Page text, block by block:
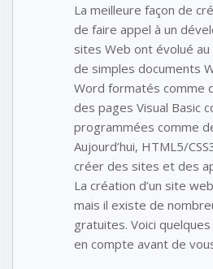
La meilleure façon de
de faire appel à un
sites Web ont évolué
de simples documents
Word formatés comme
des pages Visual Basic
programmées comme
Aujourd’hui, HTML5/
créer des sites et des
La création d’un site
mais il existe de
gratuites. Voici
en compte avant de